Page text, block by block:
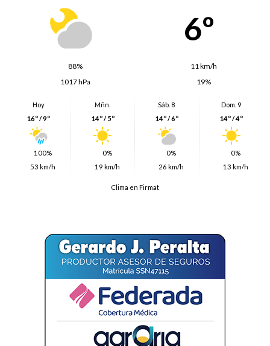
6º
88%
11 km/h
1017 hPa
19%
Hoy
16º / 9º
100%
53 km/h
Mñn.
14º / 5º
0%
19 km/h
Sáb. 8
14º / 6º
0%
26 km/h
Dom. 9
14º / 4º
0%
13 km/h
Clima en Firmat